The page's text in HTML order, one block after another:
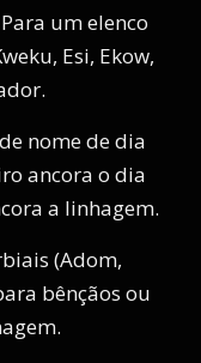
um elenco
Esi, Ekow,
nome de dia
ancora o dia
a linhagem.
(Adom,
bênçãos ou